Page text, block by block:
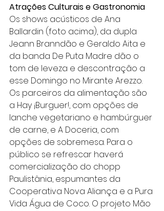
Atrações Culturais e Gastronomia
Os shows acústicos de Ana
Ballardin (foto acima), da dupla
Jeann Branndão e Geraldo Aita e
da banda De Puta Madre dão o
tom de leveza e descontração a
esse Domingo no Mirante Arezzo.
Os parceiros da alimentação são
a Hay ¡Burguer!, com opções de
lanche vegetariano e hambúrguer
de carne, e A Doceria, com
opções de sobremesa. Para o
público se refrescar haverá
comercialização do chopp
Paulistânia, espumantes da
Cooperativa Nova Aliança e a Pura
Vida Água de Coco. O projeto Mão